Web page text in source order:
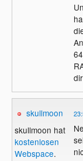
skullmoon
skullmoon hat
kostenlosen
Webspace.